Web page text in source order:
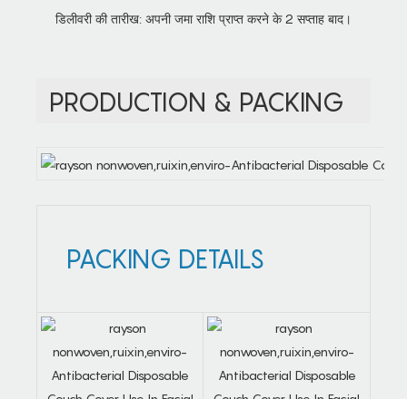
डिलीवरी की तारीख: अपनी जमा राशि प्राप्त करने के 2 सप्ताह बाद।
PRODUCTION & PACKING
PACKING DETAILS